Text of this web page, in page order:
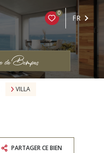
0
FR
VILLA
PARTAGER CE BIEN